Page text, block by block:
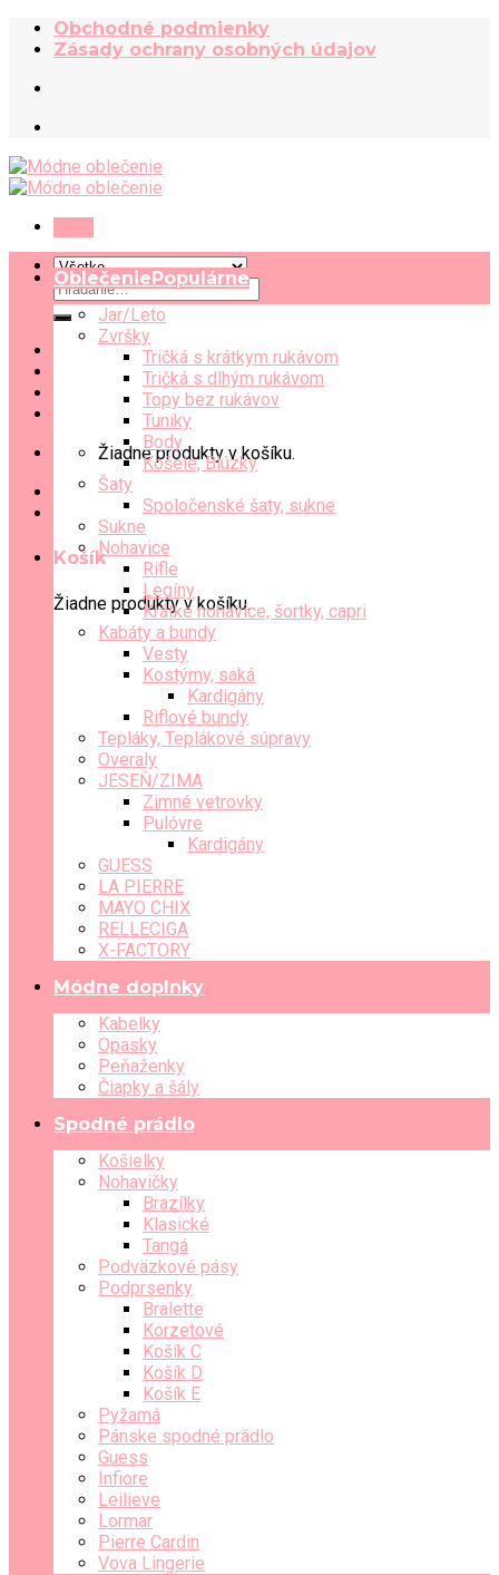
Skip
Obchodné podmienky
Zásady ochrany osobných údajov
Hľadať:
Žiadne produkty v košíku.
Košík
Žiadne produkty v košíku.
Oblečenie
Jar/Leto
Zvršky
Tričká s krátkym rukávom
Tričká s dlhým rukávom
Topy bez rukávov
Tuniky
Body
Košele, Blúzky
Šaty
Spoločenské šaty, sukne
Sukne
Nohavice
Rifle
Legíny
Krátke nohavice, šortky, capri
Kabáty a bundy
Vesty
Kostýmy, saká
Kardigány
Riflové bundy
Tepláky, Teplákové súpravy
Overaly
JESEŇ/ZIMA
Zimné vetrovky
Pulóvre
Kardigány
GUESS
LA PIERRE
MAYO CHIX
RELLECIGA
X-FACTORY
Módne doplnky
Kabelky
Opasky
Peňaženky
Čiapky a šály
Spodné prádlo
Košielky
Nohavičky
Brazílky
Klasické
Tangá
Podväzkové pásy
Podprsenky
Bralette
Korzetové
Košík C
Košík D
Košík E
Pyžamá
Pánske spodné prádlo
Guess
Infiore
Leilieve
Lormar
Pierre Cardin
Vova Lingerie